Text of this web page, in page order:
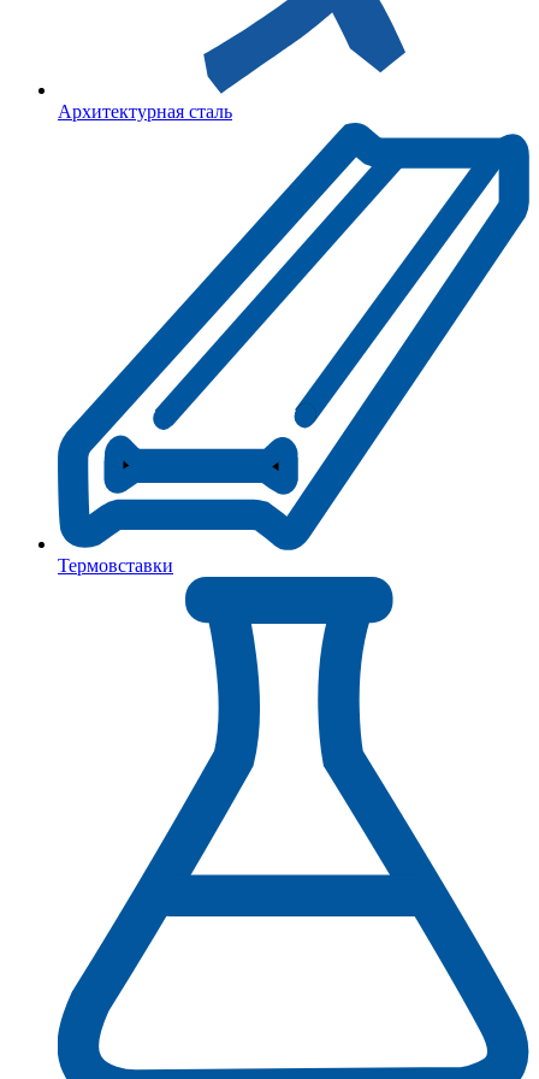
Архитектурная сталь
Термовставки